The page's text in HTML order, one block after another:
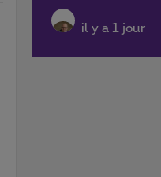
il y a 1 jour